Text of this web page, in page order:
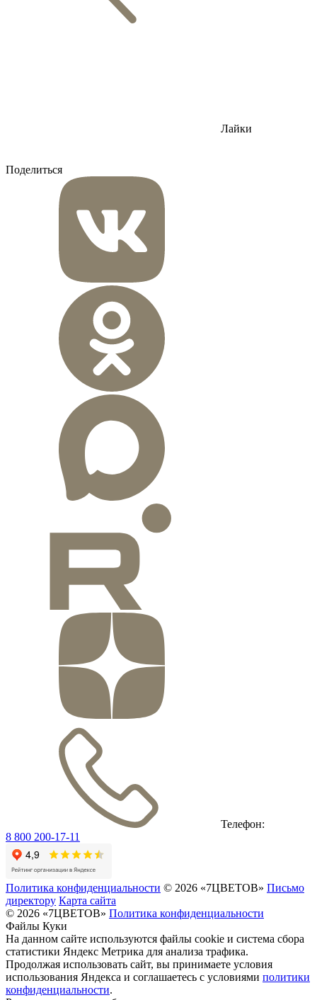
Лайки
Поделиться
Телефон:
8 800 200-17-11
Политика конфиденциальности © 2026 «7ЦВЕТОВ» Письмо
директору Карта сайта
© 2026 «7ЦВЕТОВ» Политика конфиденциальности
Файлы Куки
На данном сайте используются файлы cookie и система сбора
статистики Яндекс Метрика для анализа трафика.
Продолжая использовать сайт, вы принимаете условия
использования Яндекса и соглашаетесь с условиями политики
конфиденциальности.